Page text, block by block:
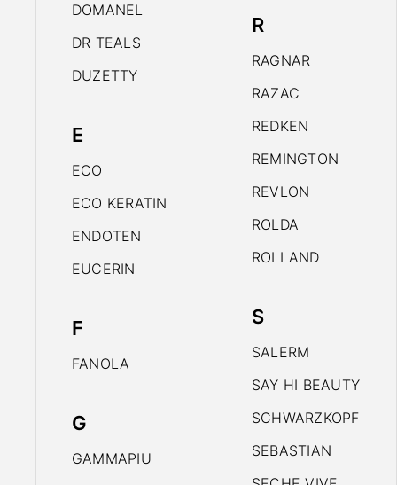
DOMANEL
DR TEALS
DUZETTY
E
ECO
ECO KERATIN
ENDOTEN
EUCERIN
F
FANOLA
G
GAMMAPIU
R
RAGNAR
RAZAC
REDKEN
REMINGTON
REVLON
ROLDA
ROLLAND
S
SALERM
SAY HI BEAUTY
SCHWARZKOPF
SEBASTIAN